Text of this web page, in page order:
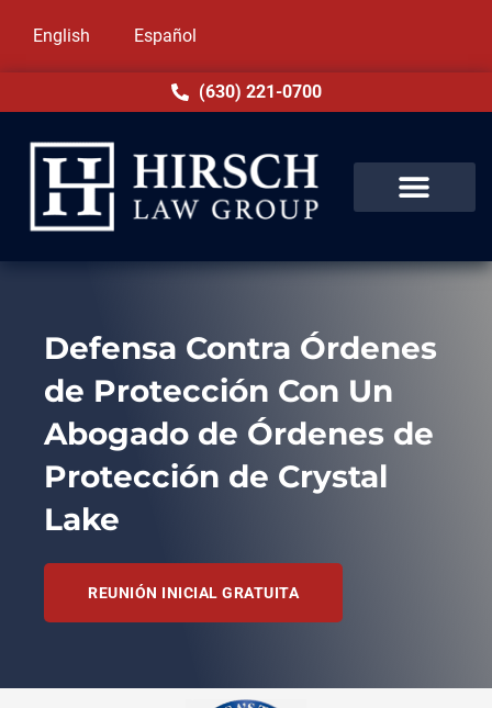
English Español
(630) 221-0700
Defensa Contra Órdenes
de Protección Con Un
Abogado de Órdenes de
Protección de Crystal
Lake
REUNIÓN INICIAL GRATUITA